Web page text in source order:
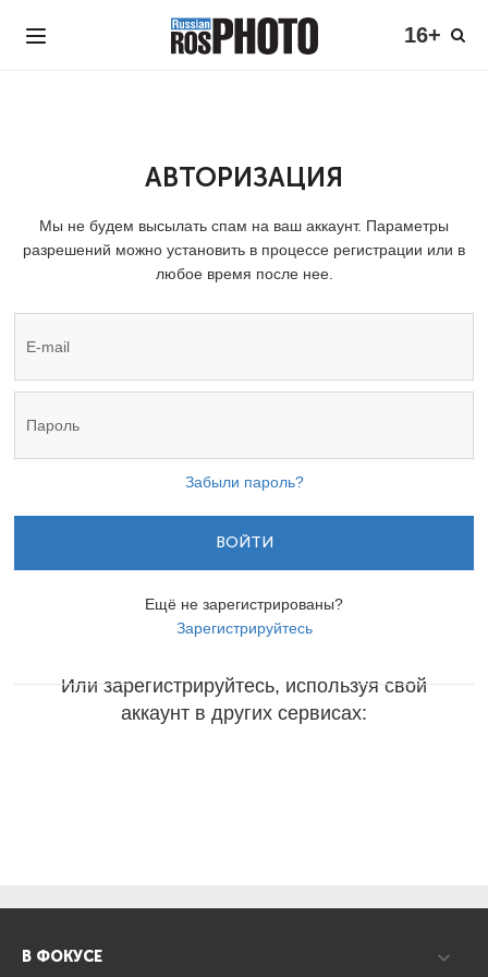
16+
АВТОРИЗАЦИЯ
Мы не будем высылать спам на ваш аккаунт. Параметры
разрешений можно установить в процессе регистрации или в
любое время после нее.
Забыли пароль?
ВОЙТИ
Ещё не зарегистрированы?
Зарегистрируйтесь
Или зарегистрируйтесь, используя свой
аккаунт в других сервисах:
В ФОКУСЕ